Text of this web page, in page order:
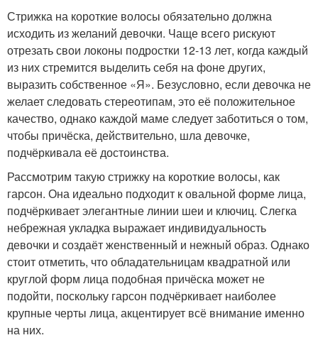
Стрижка на короткие волосы обязательно должна
исходить из желаний девочки. Чаще всего рискуют
отрезать свои локоны подростки 12-13 лет, когда каждый
из них стремится выделить себя на фоне других,
выразить собственное «Я». Безусловно, если девочка не
желает следовать стереотипам, это её положительное
качество, однако каждой маме следует заботиться о том,
чтобы причёска, действительно, шла девочке,
подчёркивала её достоинства.
Рассмотрим такую стрижку на короткие волосы, как
гарсон. Она идеально подходит к овальной форме лица,
подчёркивает элегантные линии шеи и ключиц. Слегка
небрежная укладка выражает индивидуальность
девочки и создаёт женственный и нежный образ. Однако
стоит отметить, что обладательницам квадратной или
круглой форм лица подобная причёска может не
подойти, поскольку гарсон подчёркивает наиболее
крупные черты лица, акцентирует всё внимание именно
на них.